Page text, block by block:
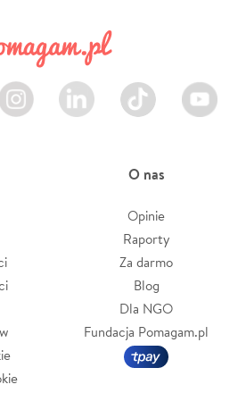
Instagram LinkedIn TikTok Youtube
O nas
Opinie
Raporty
Za darmo
Blog
Dla NGO
Fundacja Pomagam.pl